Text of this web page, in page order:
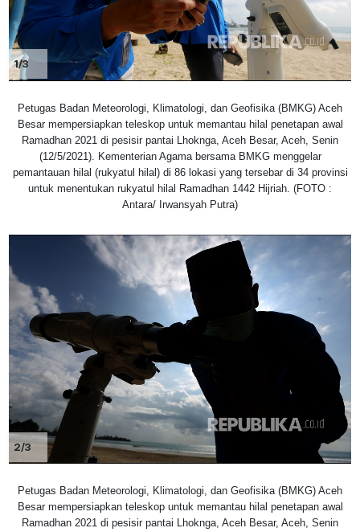
1/3
Petugas Badan Meteorologi, Klimatologi, dan Geofisika (BMKG) Aceh
Besar mempersiapkan teleskop untuk memantau hilal penetapan awal
Ramadhan 2021 di pesisir pantai Lhoknga, Aceh Besar, Aceh, Senin
(12/5/2021). Kementerian Agama bersama BMKG menggelar
pemantauan hilal (rukyatul hilal) di 86 lokasi yang tersebar di 34 provinsi
untuk menentukan rukyatul hilal Ramadhan 1442 Hijriah. (FOTO :
Antara/ Irwansyah Putra)
2/3
Petugas Badan Meteorologi, Klimatologi, dan Geofisika (BMKG) Aceh
Besar mempersiapkan teleskop untuk memantau hilal penetapan awal
Ramadhan 2021 di pesisir pantai Lhoknga, Aceh Besar, Aceh, Senin